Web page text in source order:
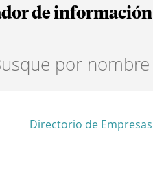
de información
Directorio de Empresas